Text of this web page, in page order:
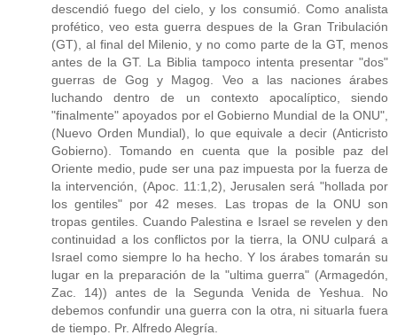
descendió fuego del cielo, y los consumió. Como analista
profético, veo esta guerra despues de la Gran Tribulación
(GT), al final del Milenio, y no como parte de la GT, menos
antes de la GT. La Biblia tampoco intenta presentar "dos"
guerras de Gog y Magog. Veo a las naciones árabes
luchando dentro de un contexto apocalíptico, siendo
"finalmente" apoyados por el Gobierno Mundial de la ONU",
(Nuevo Orden Mundial), lo que equivale a decir (Anticristo
Gobierno). Tomando en cuenta que la posible paz del
Oriente medio, pude ser una paz impuesta por la fuerza de
la intervención, (Apoc. 11:1,2), Jerusalen será "hollada por
los gentiles" por 42 meses. Las tropas de la ONU son
tropas gentiles. Cuando Palestina e Israel se revelen y den
continuidad a los conflictos por la tierra, la ONU culpará a
Israel como siempre lo ha hecho. Y los árabes tomarán su
lugar en la preparación de la "ultima guerra" (Armagedón,
Zac. 14)) antes de la Segunda Venida de Yeshua. No
debemos confundir una guerra con la otra, ni situarla fuera
de tiempo. Pr. Alfredo Alegría.